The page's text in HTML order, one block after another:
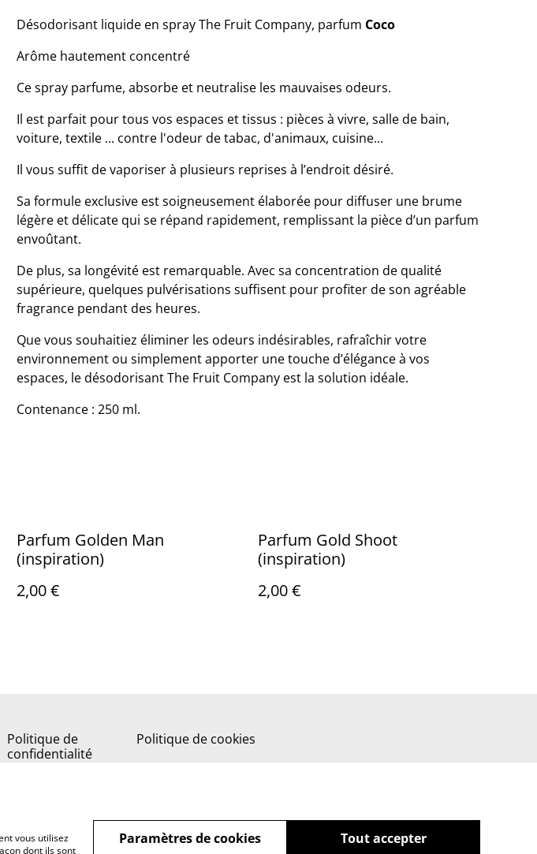
Désodorisant liquide en spray The Fruit Company, parfum Coco
Arôme hautement concentré
Ce spray parfume, absorbe et neutralise les mauvaises odeurs.
Il est parfait pour tous vos espaces et tissus : pièces à vivre, salle de bain,
voiture, textile ... contre l'odeur de tabac, d'animaux, cuisine...
Il vous suffit de vaporiser à plusieurs reprises à l’endroit désiré.
Sa formule exclusive est soigneusement élaborée pour diffuser une brume
légère et délicate qui se répand rapidement, remplissant la pièce d’un parfum
envoûtant.
De plus, sa longévité est remarquable. Avec sa concentration de qualité
supérieure, quelques pulvérisations suffisent pour profiter de son agréable
fragrance pendant des heures.
Que vous souhaitiez éliminer les odeurs indésirables, rafraîchir votre
environnement ou simplement apporter une touche d’élégance à vos
espaces, le désodorisant The Fruit Company est la solution idéale.
Contenance : 250 ml.
Parfum Golden Man
(inspiration)
2,00 €
Parfum Gold Shoot
(inspiration)
2,00 €
Politique de
confidentialité
Politique de cookies
vous utilisez
dont ils sont
Tout accepter
Paramètres de cookies